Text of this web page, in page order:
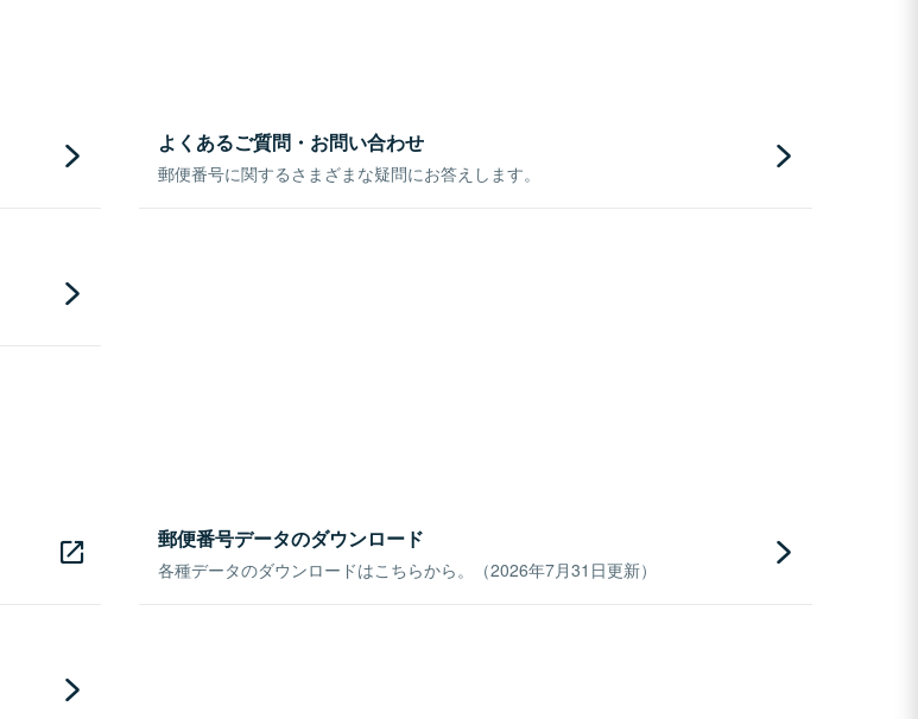
よくあるご質問・お問い合わせ
郵便番号に関するさまざまな疑問にお答えします。
郵便番号データのダウンロード
各種データのダウンロードはこちらから。（2026年7月31日更新）